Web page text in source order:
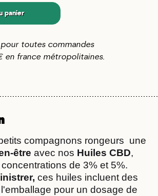
panier
toutes commandes
en france métropolitaines.
être avec nos Huiles CBD,
ces huiles incluent des
pour un dosage de